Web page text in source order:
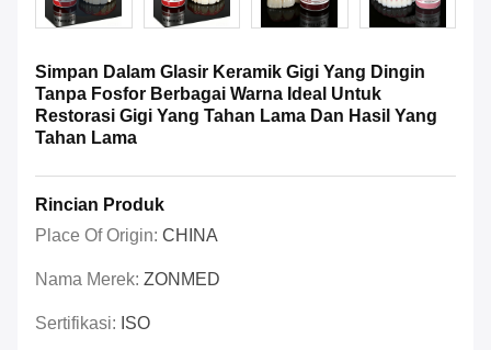
Simpan Dalam Glasir Keramik Gigi Yang Dingin
Tanpa Fosfor Berbagai Warna Ideal Untuk
Restorasi Gigi Yang Tahan Lama Dan Hasil Yang
Tahan Lama
Rincian Produk
Place Of Origin: CHINA
Nama Merek: ZONMED
Sertifikasi: ISO